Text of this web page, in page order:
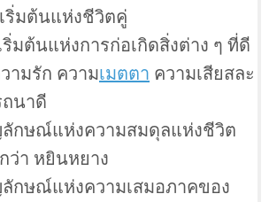
ริ่มต้นแห่งชีวิตคู่
ริ่มต้นแห่งการก่อเกิดสิ่งต่าง ๆ ที่ดี
ามรัก ความเมตตา ความเสียสละ
นาดี
กษณ์แห่งความสมดุลแห่งชีวิต
ว่า หยินหยาง
กษณ์แห่งความเสมอภาคของ